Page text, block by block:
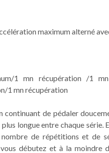
maximum alterné
1 mn récupération /1
1 mn récupération
continuant de pédaler
longue entre chaque série.
nombre de répétitions et de
débutez et à la moindre